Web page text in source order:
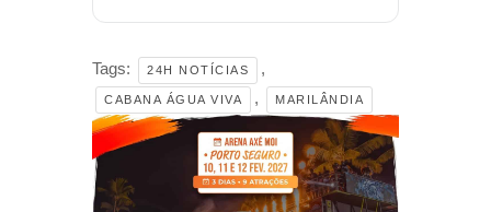
Tags: 24H NOTÍCIAS ,
CABANA ÁGUA VIVA , MARILÂNDIA